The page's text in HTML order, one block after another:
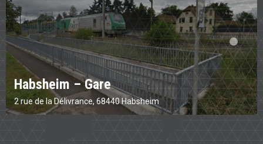
Habsheim – Gare
2 rue de la Délivrance, 68440 Habsheim